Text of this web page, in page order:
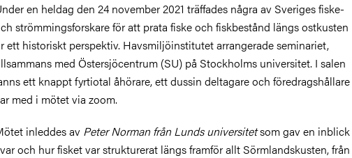
en heldag den 24 november 2021 träffades några av Sveriges fiske-
strömmingsforskare för att prata fiske och fiskbestånd längs ostkusten
ett historiskt perspektiv. Havsmiljöinstitutet arrangerade seminariet,
med Östersjöcentrum (SU) på Stockholms universitet. I salen
ett knappt fyrtiotal åhörare, ett dussin deltagare och föredragshållare
med i mötet via zoom.
inleddes av Peter Norman från Lunds universitetsom gav en inblick
och hur fisket var strukturerat längs framför allt Sörmlandskusten, från